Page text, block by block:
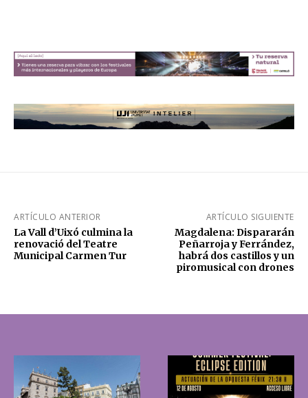
ARTÍCULO ANTERIOR
La Vall d’Uixó culmina la
renovació del Teatre
Municipal Carmen Tur
ARTÍCULO SIGUIENTE
Magdalena: Dispararán
Peñarroja y Ferrández,
habrá dos castillos y un
piromusical con drones